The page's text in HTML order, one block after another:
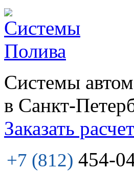
Системы
в Санкт-
Заказать расчет
+7 (812) 454-